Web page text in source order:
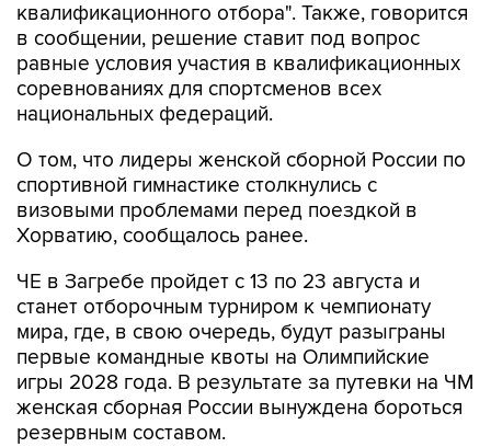
квалификационного отбора". Также, говорится
в сообщении, решение ставит под вопрос
равные условия участия в квалификационных
соревнованиях для спортсменов всех
национальных федераций.
О том, что лидеры женской сборной России по
спортивной гимнастике столкнулись с
визовыми проблемами перед поездкой в
Хорватию, сообщалось ранее.
ЧЕ в Загребе пройдет с 13 по 23 августа и
станет отборочным турниром к чемпионату
мира, где, в свою очередь, будут разыграны
первые командные квоты на Олимпийские
игры 2028 года. В результате за путевки на ЧМ
женская сборная России вынуждена бороться
резервным составом.